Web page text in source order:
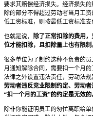
要求其赔偿经济损失。经济损失
除的部分不得超过劳动者当月工
低工资标准，则按最低工资标准支
也就是说，
除了正常扣除的费用
位才能扣除，且扣除量上也有限制
很多单位为了制约这种不负责的
月通知解除合同，需要扣一个月
法律之外设置违法责任，劳动法规
劳动者违反竞业限制约定、劳动
“扣一个月的工资”的约定是无效的
除非你能证明员工的匆忙离职给